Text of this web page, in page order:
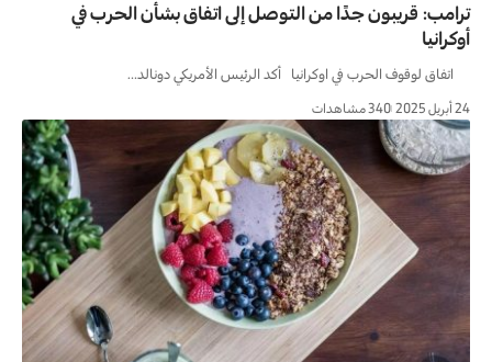
ترامب: قريبون جدًا من التوصل إلى اتفاق بشأن الحرب في
أوكرانيا
اتفاق لوقوف الحرب في اوكرانيا أكد الرئيس الأمريكي دونالد…
24 أبريل 2025 340 مشاهدات